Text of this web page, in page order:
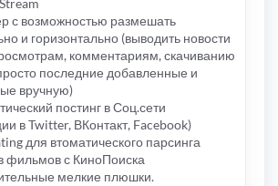
с возможностью размешать
и горизонтально (выводить новости
комментариям, скачиванию
последние добавленные и
вручную)
постинг в Соц.сети
в Twitter, ВКонтакт, Facebook)
для втоматического парсинга
фильмов с КиноПоиска
мелкие плюшки.